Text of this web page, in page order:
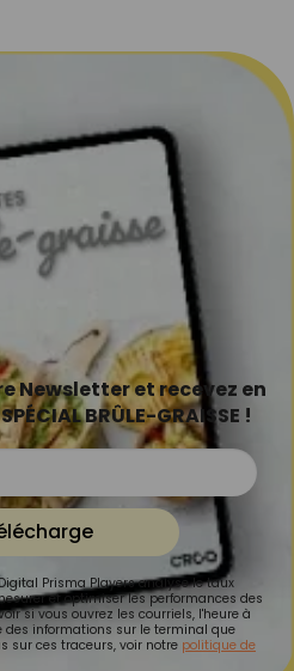
Newsletter et recevez en
BRÛLE-GRAISSE !
Prisma Players analyse le taux
et optimiser les performances des
si vous ouvrez les courriels, l'heure à
des informations sur le terminal que
sur ces traceurs, voir notre politique de